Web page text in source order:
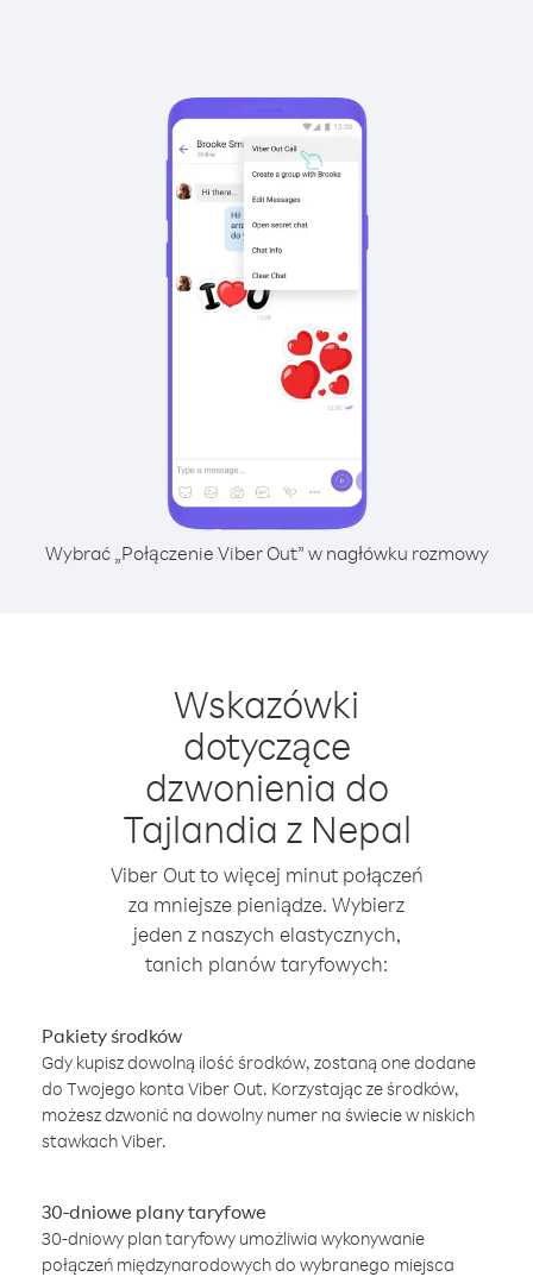
Wybrać „Połączenie Viber Out” w nagłówku rozmowy
Wskazówki
dotyczące
dzwonienia do
Tajlandia z Nepal
Viber Out to więcej minut połączeń
za mniejsze pieniądze. Wybierz
jeden z naszych elastycznych,
tanich planów taryfowych:
Pakiety środków
Gdy kupisz dowolną ilość środków, zostaną one dodane
do Twojego konta Viber Out. Korzystając ze środków,
możesz dzwonić na dowolny numer na świecie w niskich
stawkach Viber.
30-dniowe plany taryfowe
30-dniowy plan taryfowy umożliwia wykonywanie
połączeń międzynarodowych do wybranego miejsca